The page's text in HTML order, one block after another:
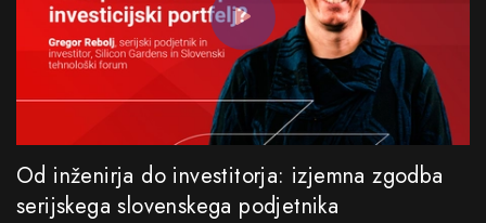
Od inženirja do investitorja: izjemna zgodba
serijskega slovenskega podjetnika